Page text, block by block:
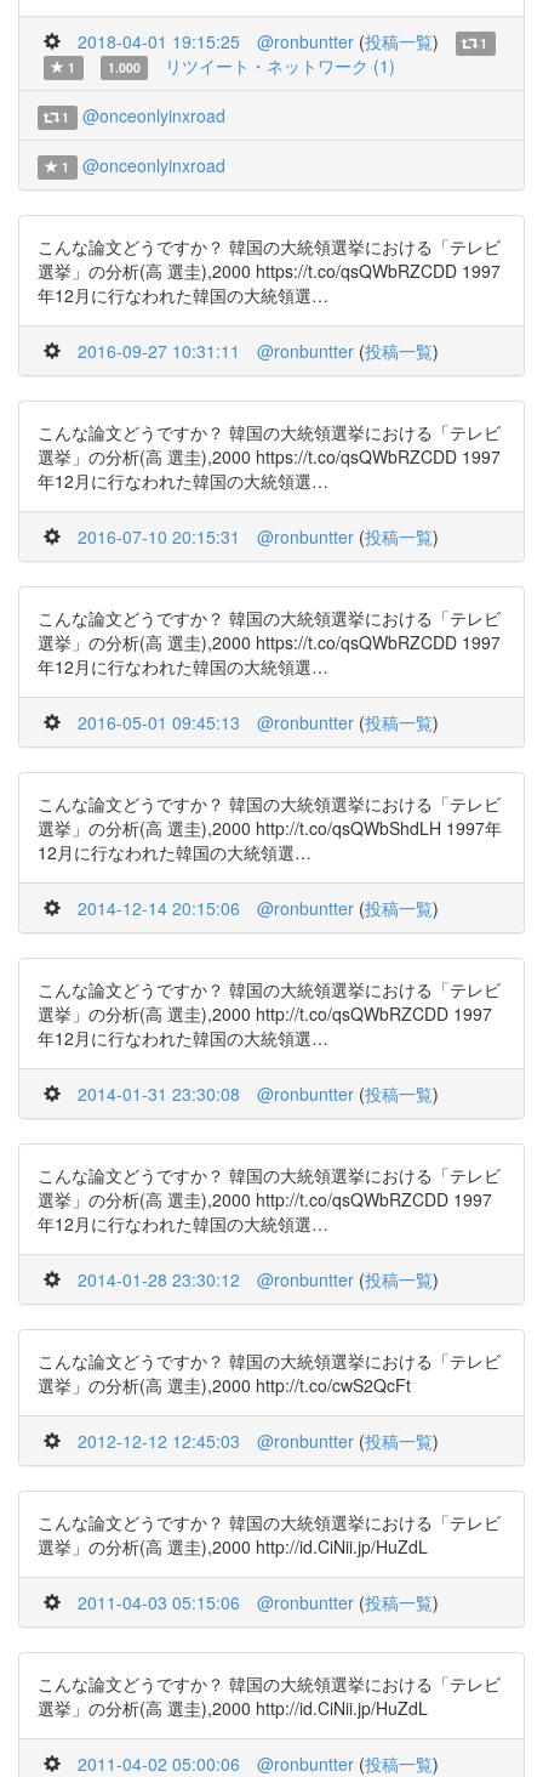
2018-04-01 19:15:25 @ronbuntter (投稿一覧)
1
1
1.000 リツイート・ネットワーク (1)
1 @onceonlyinxroad
1 @onceonlyinxroad
こんな論文どうですか？ 韓国の大統領選挙における「テレビ
選挙」の分析(高 選圭),2000 https://t.co/qsQWbRZCDD 1997
年12月に行なわれた韓国の大統領選…
2016-09-27 10:31:11 @ronbuntter (投稿一覧)
こんな論文どうですか？ 韓国の大統領選挙における「テレビ
選挙」の分析(高 選圭),2000 https://t.co/qsQWbRZCDD 1997
年12月に行なわれた韓国の大統領選…
2016-07-10 20:15:31 @ronbuntter (投稿一覧)
こんな論文どうですか？ 韓国の大統領選挙における「テレビ
選挙」の分析(高 選圭),2000 https://t.co/qsQWbRZCDD 1997
年12月に行なわれた韓国の大統領選…
2016-05-01 09:45:13 @ronbuntter (投稿一覧)
こんな論文どうですか？ 韓国の大統領選挙における「テレビ
選挙」の分析(高 選圭),2000 http://t.co/qsQWbShdLH 1997年
12月に行なわれた韓国の大統領選…
2014-12-14 20:15:06 @ronbuntter (投稿一覧)
こんな論文どうですか？ 韓国の大統領選挙における「テレビ
選挙」の分析(高 選圭),2000 http://t.co/qsQWbRZCDD 1997
年12月に行なわれた韓国の大統領選…
2014-01-31 23:30:08 @ronbuntter (投稿一覧)
こんな論文どうですか？ 韓国の大統領選挙における「テレビ
選挙」の分析(高 選圭),2000 http://t.co/qsQWbRZCDD 1997
年12月に行なわれた韓国の大統領選…
2014-01-28 23:30:12 @ronbuntter (投稿一覧)
こんな論文どうですか？ 韓国の大統領選挙における「テレビ
選挙」の分析(高 選圭),2000 http://t.co/cwS2QcFt
2012-12-12 12:45:03 @ronbuntter (投稿一覧)
こんな論文どうですか？ 韓国の大統領選挙における「テレビ
選挙」の分析(高 選圭),2000 http://id.CiNii.jp/HuZdL
2011-04-03 05:15:06 @ronbuntter (投稿一覧)
こんな論文どうですか？ 韓国の大統領選挙における「テレビ
選挙」の分析(高 選圭),2000 http://id.CiNii.jp/HuZdL
2011-04-02 05:00:06 @ronbuntter (投稿一覧)